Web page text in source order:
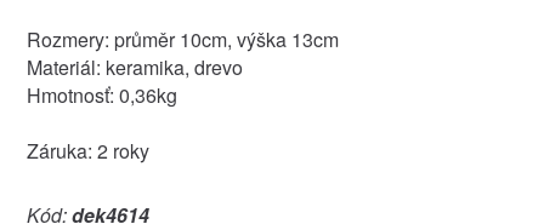
Rozmery: průměr 10cm, výška 13cm
Materiál: keramika, drevo
Hmotnosť: 0,36kg
Záruka: 2 roky
Kód:dek4614